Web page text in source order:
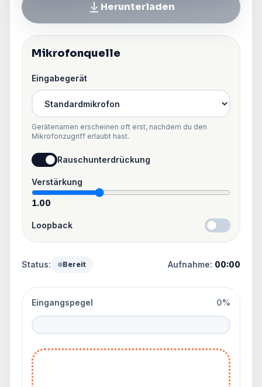
Herunterladen
Mikrofonquelle
Eingabegerät
Gerätenamen erscheinen oft erst, nachdem du den
Mikrofonzugriff erlaubt hast.
Rauschunterdrückung
Verstärkung
1.00
Loopback
Status: Bereit Aufnahme: 00:00
Eingangspegel 0%